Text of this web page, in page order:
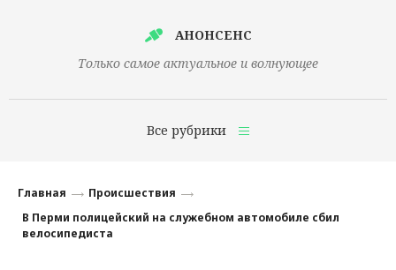
АНОНСЕНС
Только самое актуальное и волнующее
Все рубрики
Финансы
Главная
Происшествия
В Перми полицейский на служебном автомобиле сбил
велосипедиста